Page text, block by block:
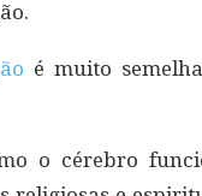
é muito
o cérebro